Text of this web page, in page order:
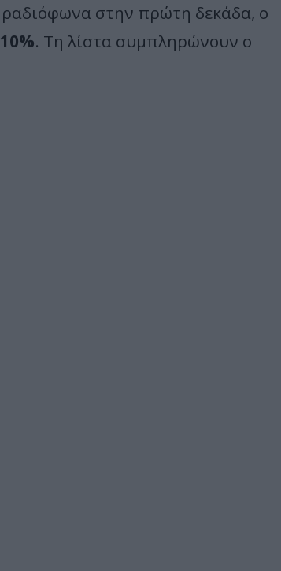
ραδιόφωνα στην πρώτη δεκάδα, ο
10%. Τη λίστα συμπληρώνουν ο